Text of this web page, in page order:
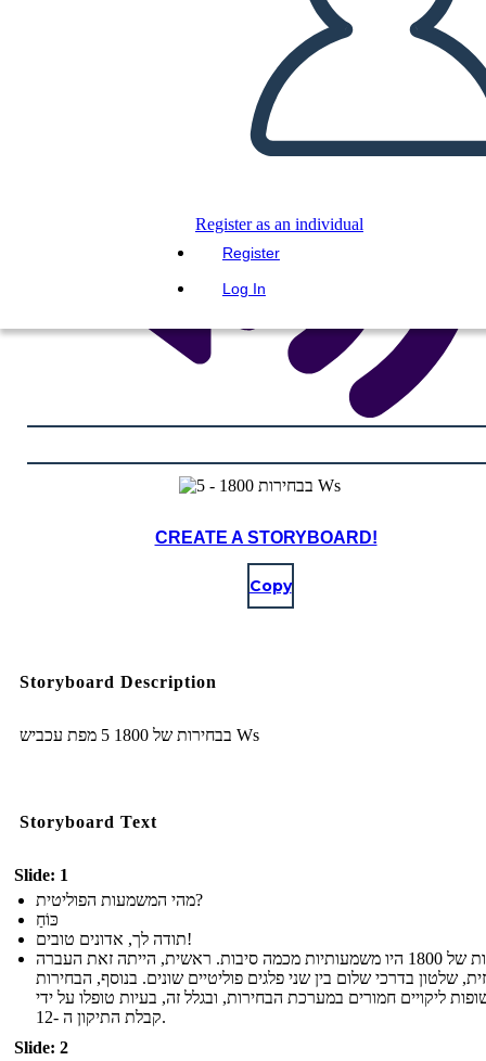
Register as an individual
Register
Log In
CREATE A STORYBOARD!
Copy
Storyboard Description
בבחירות של 1800 5 מפת עכביש Ws
Storyboard Text
Slide: 1
מהי המשמעות הפוליטית?
כּוֹחַ
תודה לך, אדונים טובים!
הבחירות של 1800 היו משמעותיות מכמה סיבות. ראשית, הייתה זאת העברה
שלטון בדרכי שלום בין שני פלגים פוליטיים שונים. בנוסף, הבחירות
ליקויים חמורים במערכת הבחירות, ובגלל זה, בעיות טופלו על ידי
קבלת התיקון ה -12.
Slide: 2